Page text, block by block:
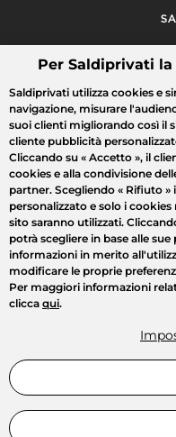
Cosa cerchi?
Tutte le vendite Moda
Per Saldiprivati
Saldiprivati utilizza cookies e
navigazione, misurare
suoi clienti migliorando così il
cliente pubblicità
Cliccando su « Accetto », il
cookies e alla condivisione
partner. Scegliendo « Rifiuto »
personalizzato e solo i
sito saranno utilizzati.
potrà scegliere in base alle
informazioni in merito
modificare le proprie
Per maggiori informazioni
clicca qui.